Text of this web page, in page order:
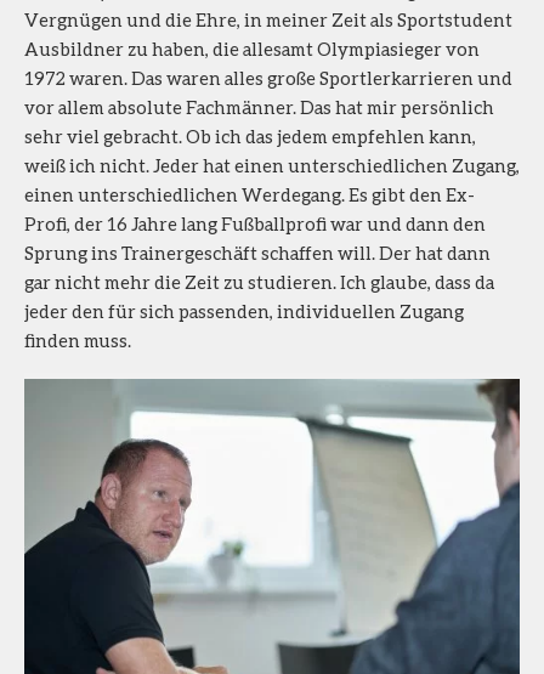
Vergnügen und die Ehre, in meiner Zeit als Sportstudent
Ausbildner zu haben, die allesamt Olympiasieger von
1972 waren. Das waren alles große Sportlerkarrieren und
vor allem absolute Fachmänner. Das hat mir persönlich
sehr viel gebracht. Ob ich das jedem empfehlen kann,
weiß ich nicht. Jeder hat einen unterschiedlichen Zugang,
einen unterschiedlichen Werdegang. Es gibt den Ex-
Profi, der 16 Jahre lang Fußballprofi war und dann den
Sprung ins Trainergeschäft schaffen will. Der hat dann
gar nicht mehr die Zeit zu studieren. Ich glaube, dass da
jeder den für sich passenden, individuellen Zugang
finden muss.